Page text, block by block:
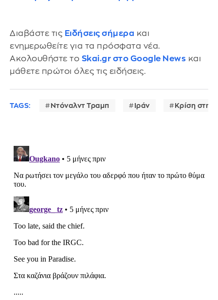
Διαβάστε τις Ειδήσεις σήμερα και
ενημερωθείτε για τα πρόσφατα νέα.
Ακολουθήστε το Skai.gr στο Google News και
μάθετε πρώτοι όλες τις ειδήσεις.
TAGS: Ντόναλντ Τραμπ Ιράν Κρίση στη